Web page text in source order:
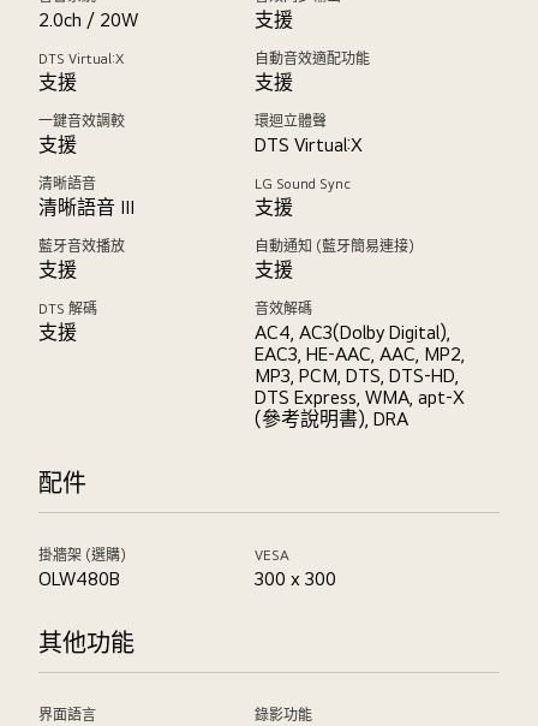
2.0ch / 20W 支援
DTS Virtual:X
支援
自動音效適配功能
支援
一鍵音效調較
支援
環迴立體聲
DTS Virtual:X
清晰語音
清晰語音 III
LG Sound Sync
支援
藍牙音效播放
支援
自動通知 (藍牙簡易連接)
支援
DTS 解碼
支援
音效解碼
AC4, AC3(Dolby Digital),
EAC3, HE-AAC, AAC, MP2,
MP3, PCM, DTS, DTS-HD,
DTS Express, WMA, apt-X
(參考說明書), DRA
配件
掛牆架 (選購)
OLW480B
VESA
300 x 300
其他功能
界面語言 錄影功能